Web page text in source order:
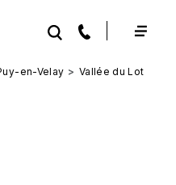
en-Velay
Vallée du Lot